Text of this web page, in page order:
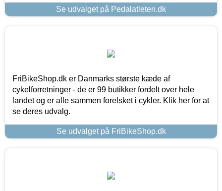
Se udvalget på Pedalatleten.dk
FriBikeShop.dk er Danmarks største kæde af
cykelforretninger - de er 99 butikker fordelt over hele
landet og er alle sammen forelsket i cykler. Klik her for at
se deres udvalg.
Se udvalget på FriBikeShop.dk